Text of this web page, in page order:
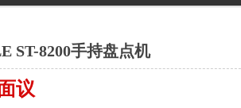
ST-8200手持盘点机
议